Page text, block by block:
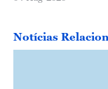
Notícias